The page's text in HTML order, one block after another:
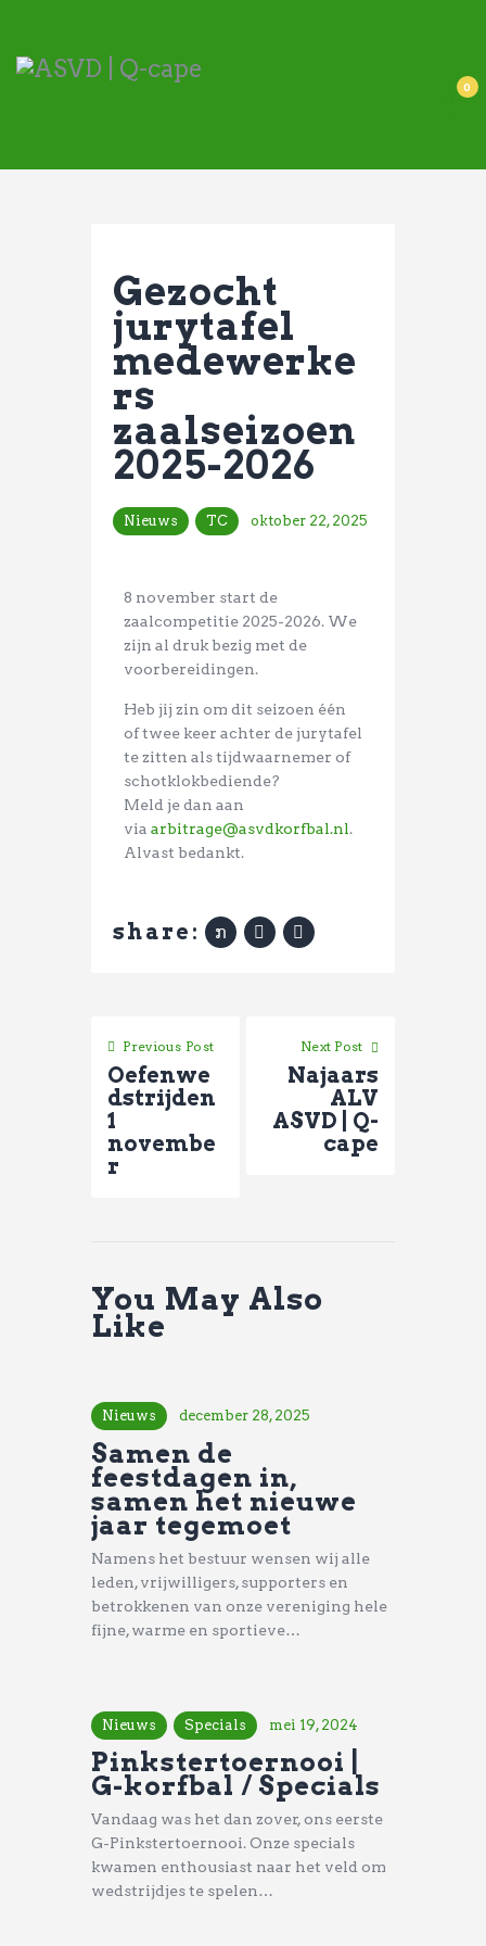
0
Wedstrijdzaken
Activiteiten kalender
Treffer boeken
Webstore
Gezocht
jurytafel
medewerke
rs
zaalseizoen
2025-2026
Nieuws TC oktober 22, 2025
8 november start de
zaalcompetitie 2025-2026. We
zijn al druk bezig met de
voorbereidingen.
Heb jij zin om dit seizoen één
of twee keer achter de jurytafel
te zitten als tijdwaarnemer of
schotklokbediende?
Meld je dan aan
via arbitrage@asvdkorfbal.nl.
Alvast bedankt.
share:
Previous Post
Oefenwe
dstrijden
1
novembe
r
Next Post
Najaars
ALV
ASVD | Q-
cape
You May Also
Like
Nieuws december 28, 2025
Samen de
feestdagen in,
samen het nieuwe
jaar tegemoet
Namens het bestuur wensen wij alle
leden, vrijwilligers, supporters en
betrokkenen van onze vereniging hele
fijne, warme en sportieve…
Nieuws Specials mei 19, 2024
Pinkstertoernooi |
G-korfbal / Specials
Vandaag was het dan zover, ons eerste
G-Pinkstertoernooi. Onze specials
kwamen enthousiast naar het veld om
wedstrijdjes te spelen…